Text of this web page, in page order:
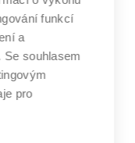
učení
technické
Brně
funkcí
a
Se souhlasem
pro